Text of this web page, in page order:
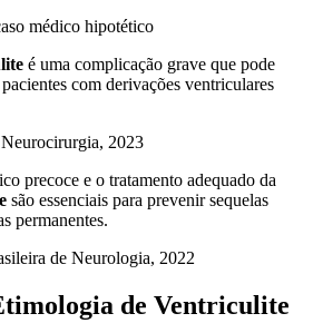
médico hipotético
é uma complicação grave que pode
com derivações ventriculares
2023
precoce e o tratamento adequado da
são essenciais para prevenir sequelas
permanentes.
de Neurologia, 2022
de Ventriculite